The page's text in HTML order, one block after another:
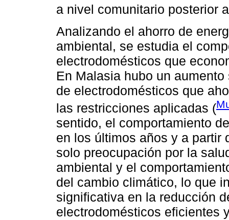
a nivel comunitario posterior
Analizando el ahorro de
ambiental, se estudia el
electrodomésticos que
En Malasia hubo un
de electrodomésticos que
las restricciones aplicadas (
sentido, el comportamiento
en los últimos años y a partir
solo preocupación por la
ambiental y el
del cambio climático, lo que
significativa en la reducción
electrodomésticos eficientes